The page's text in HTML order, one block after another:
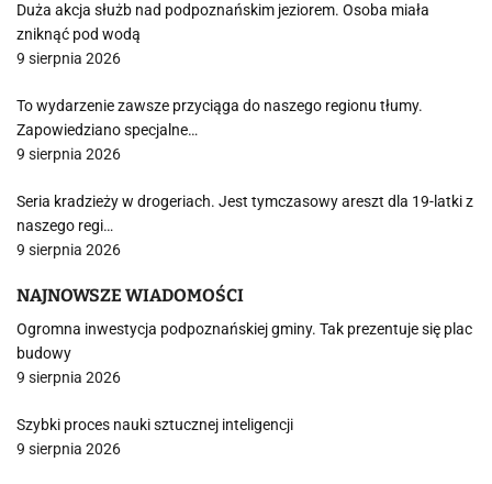
Duża akcja służb nad podpoznańskim jeziorem. Osoba miała
zniknąć pod wodą
9 sierpnia 2026
To wydarzenie zawsze przyciąga do naszego regionu tłumy.
Zapowiedziano specjalne…
9 sierpnia 2026
Seria kradzieży w drogeriach. Jest tymczasowy areszt dla 19-latki z
naszego regi…
9 sierpnia 2026
NAJNOWSZE WIADOMOŚCI
Ogromna inwestycja podpoznańskiej gminy. Tak prezentuje się plac
budowy
9 sierpnia 2026
Szybki proces nauki sztucznej inteligencji
9 sierpnia 2026